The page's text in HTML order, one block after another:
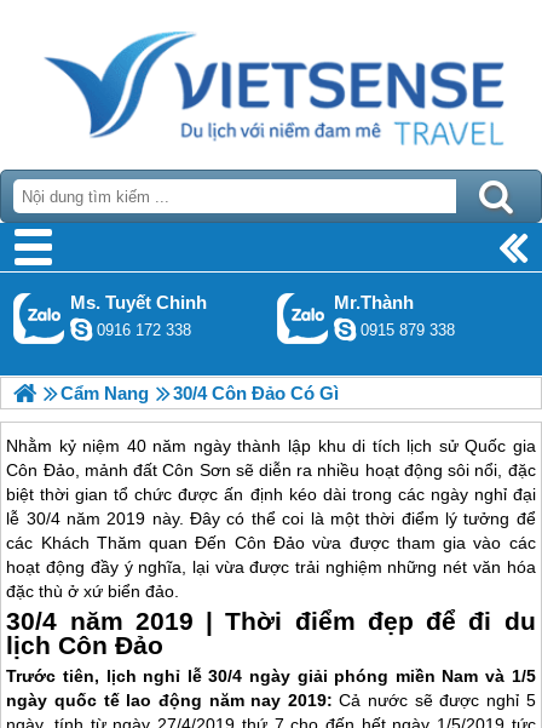
Ms. Tuyết Chinh
0916 172 338
Mr.Thành
0915 879 338
Cẩm Nang 30/4 Côn Đảo Có Gì
Nhằm kỷ niệm 40 năm ngày thành lập khu di tích lịch sử Quốc gia
Côn Đảo, mảnh đất Côn Sơn sẽ diễn ra nhiều hoạt động sôi nổi, đặc
biệt thời gian tổ chức được ấn định kéo dài trong các ngày nghỉ đại
lễ 30/4 năm 2019 này. Đây có thể coi là một thời điểm lý tưởng để
các Khách Thăm quan Đến Côn Đảo vừa được tham gia vào các
hoạt động đầy ý nghĩa, lại vừa được trải nghiệm những nét văn hóa
đặc thù ở xứ biển đảo.
30/4 năm 2019 | Thời điểm đẹp để đi du
lịch Côn Đảo
Trước tiên, lịch nghỉ lễ 30/4 ngày giải phóng miền Nam và 1/5
ngày quốc tế lao động năm nay 2019: Cả nước sẽ được nghỉ 5